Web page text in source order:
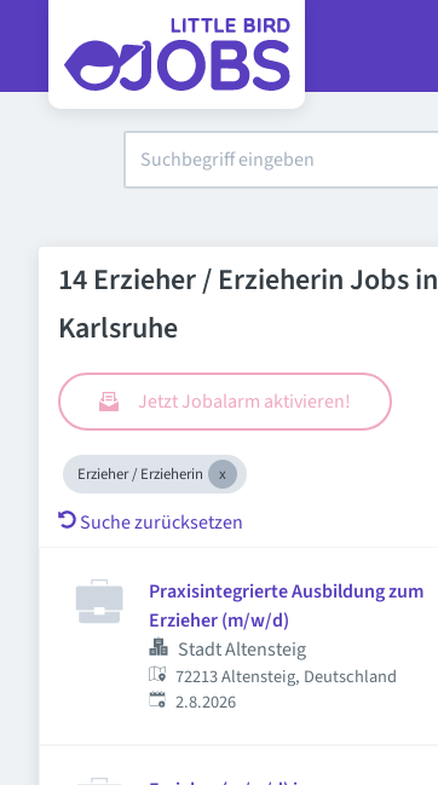
14 Erzieher / Erzieherin Jobs in
Karlsruhe
Jetzt Jobalarm aktivieren!
Erzieher / Erzieherin
Suche zurücksetzen
Praxisintegrierte Ausbildung zum
Erzieher (m/w/d)
Stadt Altensteig
72213 Altensteig, Deutschland
Veröffentlicht
2.8.2026